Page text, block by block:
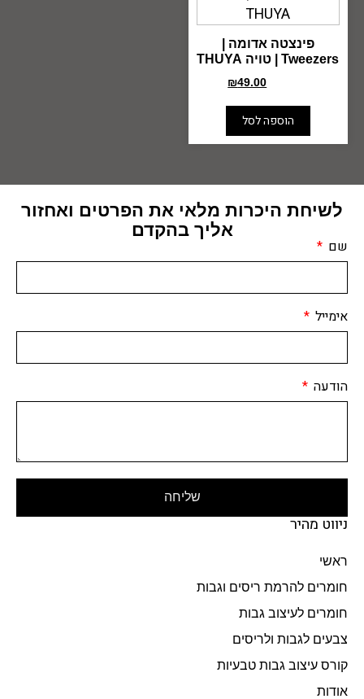
פינצטה אדומה |
Tweezers | טויה THUYA
₪49.00
הוספה לסל
ניווט מהיר
ראשי
חומרים להרמת ריסים וגבות
חומרים לעיצוב גבות
צבעים לגבות ולריסים
קורס עיצוב גבות טבעיות
אודות
לשיחת היכרות מלאי את הפרטים ואחזור
אליך בהקדם
שם
אימייל
הודעה
שליחה